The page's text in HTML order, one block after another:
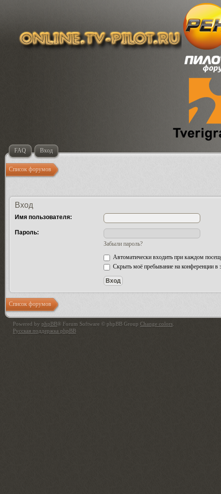
FAQ Вход
Список форумов
Вход
Имя пользователя:
Пароль:
Забыли пароль?
Автоматически входить при каждом
Скрыть моё пребывание на конференции в
Список форумов
Powered by phpBB® Forum Software © phpBB Group Change colors
Русская поддержка phpBB